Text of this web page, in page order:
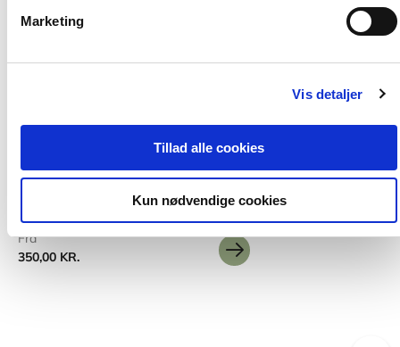
Marketing
Vis detaljer
Tillad alle cookies
Kun nødvendige cookies
Børne- og ungdomspsykiatri – nye
Fra
350,00 KR.